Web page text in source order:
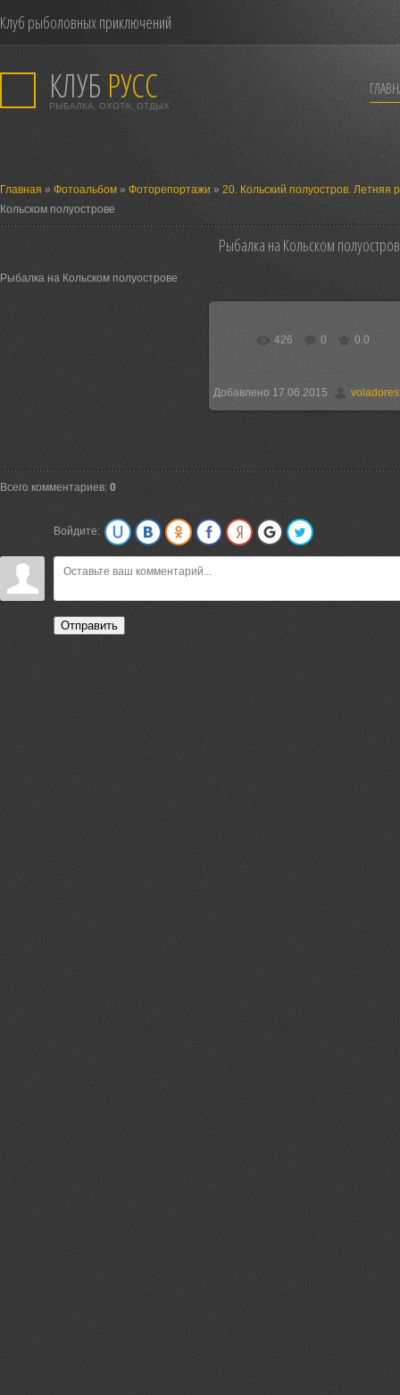
Клуб рыболовных приключений
КЛУБ РУСС
РЫБАЛКА, ОХОТА, ОТДЫХ
Главная » Фотоальбом » Фоторепортажи » 20. Кольский полуостров. Летняя
Кольском полуострове
Рыбалка на Кольском
Рыбалка на Кольском полуострове
В реальном размере
200.6Kb
426 0 0.0
Добавлено 17.06.2015
Всего комментариев: 0
Войдите:
Отправить